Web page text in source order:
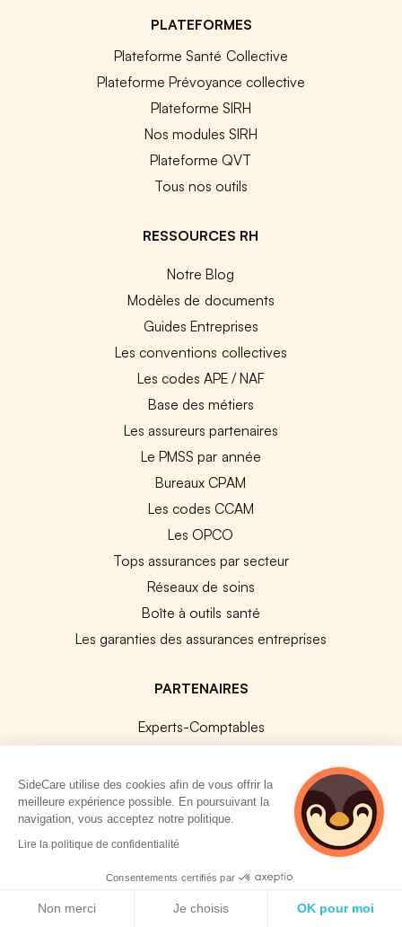
PLATEFORMES
Plateforme Santé Collective
Plateforme Prévoyance collective
Plateforme SIRH
Nos modules SIRH
Plateforme QVT
Tous nos outils
RESSOURCES RH
Notre Blog
Modèles de documents
Guides Entreprises
Les conventions collectives
Les codes APE / NAF
Base des métiers
Les assureurs partenaires
Le PMSS par année
Bureaux CPAM
Les codes CCAM
Les OPCO
Tops assurances par secteur
Réseaux de soins
Boîte à outils santé
Les garanties des assurances entreprises
PARTENAIRES
Experts-Comptables
Payfit & SideCare
Lucca & SideCare
Nibelis & SideCare
Lianeli & SideCare
SideCare utilise des cookies afin de vous offrir la
meilleure expérience possible. En poursuivant la
navigation, vous acceptez notre politique.
Lire la politique de confidentialité
Consentements certifiés par
Non merci Je choisis OK pour moi
2 personnes
consultent
actuellement cette